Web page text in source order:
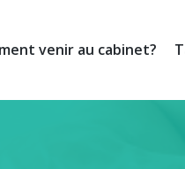
venir au cabinet?